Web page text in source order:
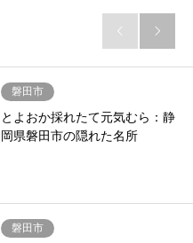
 
磐田市
とよおか採れたて元気むら：静
岡県磐田市の隠れた名所
磐田市